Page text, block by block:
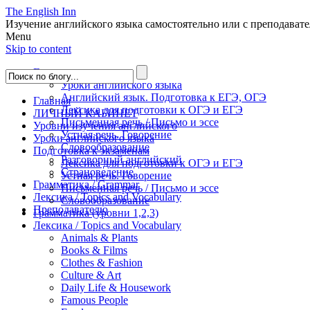
The English Inn
Изучение английского языка самостоятельно или с
Menu
Skip to content
Главная
Уроки английского языка
Английский язык. Подготовка к ЕГЭ, ОГЭ
Лексика для подготовки к ОГЭ и ЕГЭ
Письменная речь / Письмо и эссе
Устная речь. Говорение
Словообразование
Разговорный английский
Страноведение
Грамматика / Grammar
Лексика / Topics and Vocabulary
Преподавателю
Главная
ЛИЧНЫЙ КАБИНЕТ
Уровни изучения английского
Уроки английского языка
Подготовка к экзаменам
Лексика для подготовки к ОГЭ и ЕГЭ
Устная речь. Говорение
Письменная речь / Письмо и эссе
Словообразование
Грамматика (уровни 1,2,3)
Лексика / Topics and Vocabulary
Animals & Plants
Books & Films
Clothes & Fashion
Culture & Art
Daily Life & Housework
Famous People